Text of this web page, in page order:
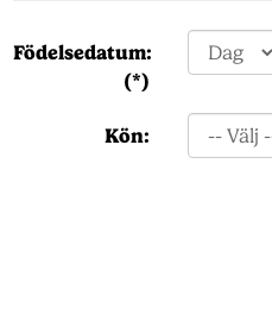
Födelsedatum:
(*)
Kön: